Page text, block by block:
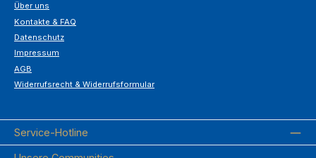
Über uns
Kontakte & FAQ
Datenschutz
Impressum
AGB
Widerrufsrecht & Widerrufsformular
Service-Hotline